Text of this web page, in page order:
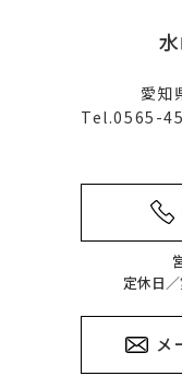
愛知
Tel.0565-
定休日
メ